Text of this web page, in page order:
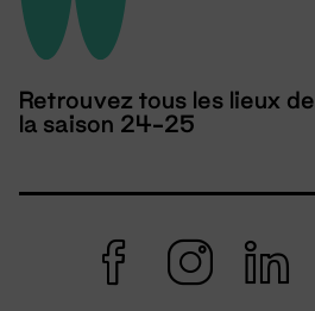
Retrouvez tous les lieux de
la saison 24-25